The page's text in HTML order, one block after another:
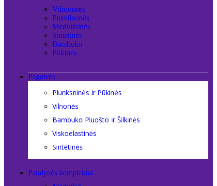
Vilnoninės
Pusvilnonės
Medvilninės
Sintetinės
Bambuko
Pūkinės
Pagalvės
Plunksninės Ir Pūkinės
Vilnonės
Bambuko Pluošto Ir Šilkinės
Viskoelastinės
Sintetinės
Patalynės komplektai